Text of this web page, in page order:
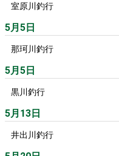
室原川釣行
5月5日
那珂川釣行
5月5日
黒川釣行
5月13日
井出川釣行